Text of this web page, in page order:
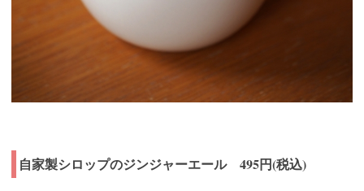
自家製シロップのジンジャーエール 495円(税込)